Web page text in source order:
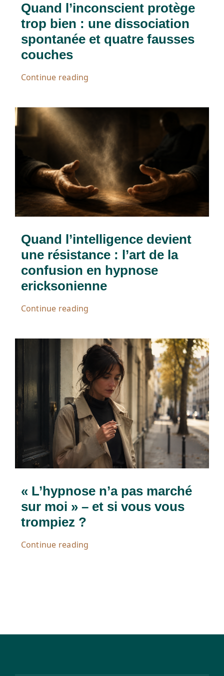
Quand l’inconscient protège
trop bien : une dissociation
spontanée et quatre fausses
couches
Continue reading
Quand l’intelligence devient
une résistance : l’art de la
confusion en hypnose
ericksonienne
Continue reading
« L’hypnose n’a pas marché
sur moi » – et si vous vous
trompiez ?
Continue reading